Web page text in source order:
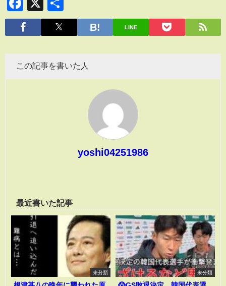
有
LINE
この記事を書いた人
yoshi04251986
最近書いた記事
未分類 未分類